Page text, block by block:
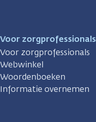
Voor zorgprofessionals
Voor zorgprofessionals
Webwinkel
Woordenboeken
Informatie overnemen